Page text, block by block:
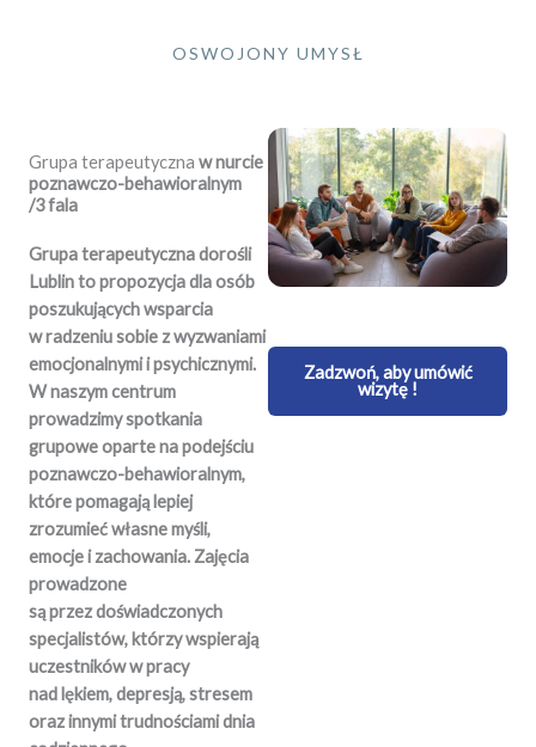
OSWOJONY UMYSŁ
Zadzwoń, aby umówić
wizytę !
Grupa terapeutyczna w nurcie
poznawczo-behawioralnym
/3 fala
Grupa terapeutyczna dorośli
Lublin to propozycja dla osób
poszukujących wsparcia
w radzeniu sobie z wyzwaniami
emocjonalnymi i psychicznymi.
W naszym centrum
prowadzimy spotkania
grupowe oparte na podejściu
poznawczo-behawioralnym,
które pomagają lepiej
zrozumieć własne myśli,
emocje i zachowania. Zajęcia
prowadzone
są przez doświadczonych
specjalistów, którzy wspierają
uczestników w pracy
nad lękiem, depresją, stresem
oraz innymi trudnościami dnia